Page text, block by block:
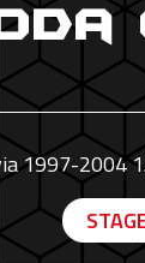
1997-2004